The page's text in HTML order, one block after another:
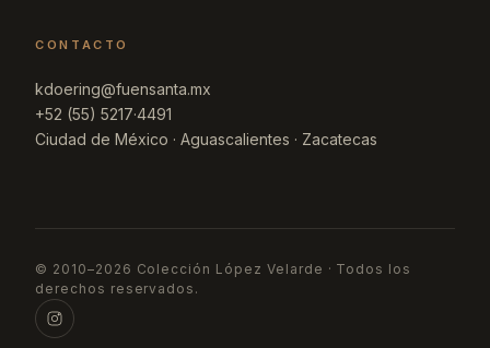
CONTACTO
kdoering@fuensanta.mx
+52 (55) 5217·4491
Ciudad de México · Aguascalientes · Zacatecas
© 2010–2026 Colección López Velarde · Todos los
derechos reservados.